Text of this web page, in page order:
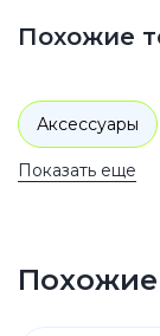
Похожие
Аксессуары
Показать еще